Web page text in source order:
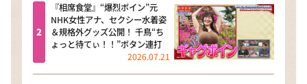
『相席食堂』“爆烈ボイン”元
NHK女性アナ、セクシー水着姿
＆規格外グッズ公開！ 千鳥“ち
ょっと待てぃ！！”ボタン連打
2026.07.21